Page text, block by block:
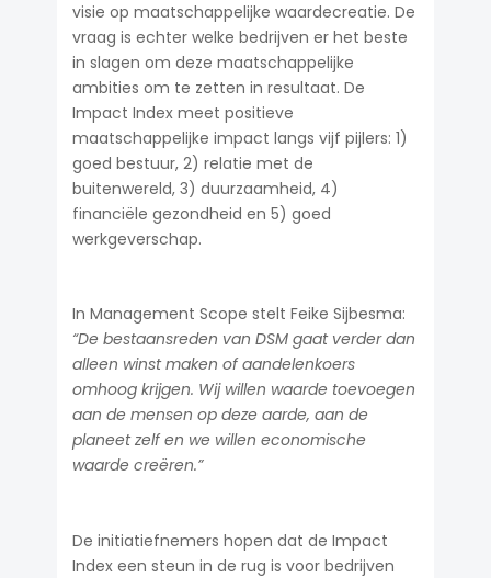
visie op maatschappelijke waardecreatie. De
vraag is echter welke bedrijven er het beste
in slagen om deze maatschappelijke
ambities om te zetten in resultaat. De
Impact Index meet positieve
maatschappelijke impact langs vijf pijlers: 1)
goed bestuur, 2) relatie met de
buitenwereld, 3) duurzaamheid, 4)
financiële gezondheid en 5) goed
werkgeverschap.
In Management Scope stelt Feike Sijbesma:
“De bestaansreden van DSM gaat verder dan
alleen winst maken of aandelenkoers
omhoog krijgen. Wij willen waarde toevoegen
aan de mensen op deze aarde, aan de
planeet zelf en we willen economische
waarde creëren.”
De initiatiefnemers hopen dat de Impact
Index een steun in de rug is voor bedrijven